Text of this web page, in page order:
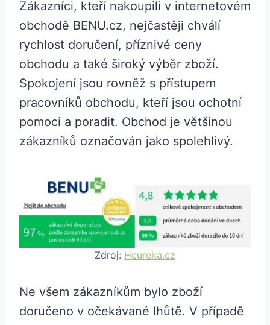
Zákazníci, kteří nakoupili v internetovém
obchodě BENU.cz, nejčastěji chválí
rychlost doručení, příznivé ceny
obchodu a také široký výběr zboží.
Spokojení jsou rovněž s přístupem
pracovníků obchodu, kteří jsou ochotní
pomoci a poradit. Obchod je většinou
zákazníků označován jako spolehlivý.
Zdroj: Heureka.cz
Ne všem zákazníkům bylo zboží
doručeno v očekávané lhůtě. V případě